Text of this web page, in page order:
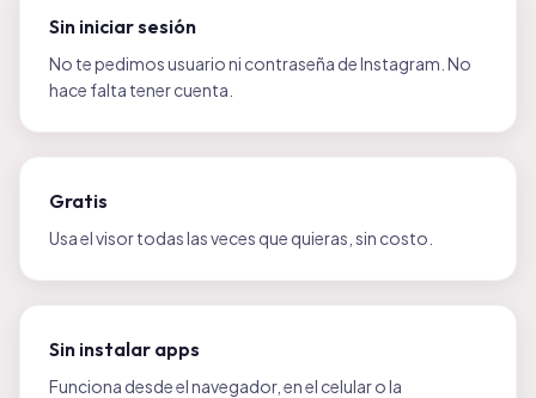
Sin iniciar sesión
No te pedimos usuario ni contraseña de Instagram. No
hace falta tener cuenta.
Gratis
Usa el visor todas las veces que quieras, sin costo.
Sin instalar apps
Funciona desde el navegador, en el celular o la